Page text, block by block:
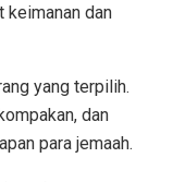
keimanan dan
yang terpilih.
dan
para jemaah.